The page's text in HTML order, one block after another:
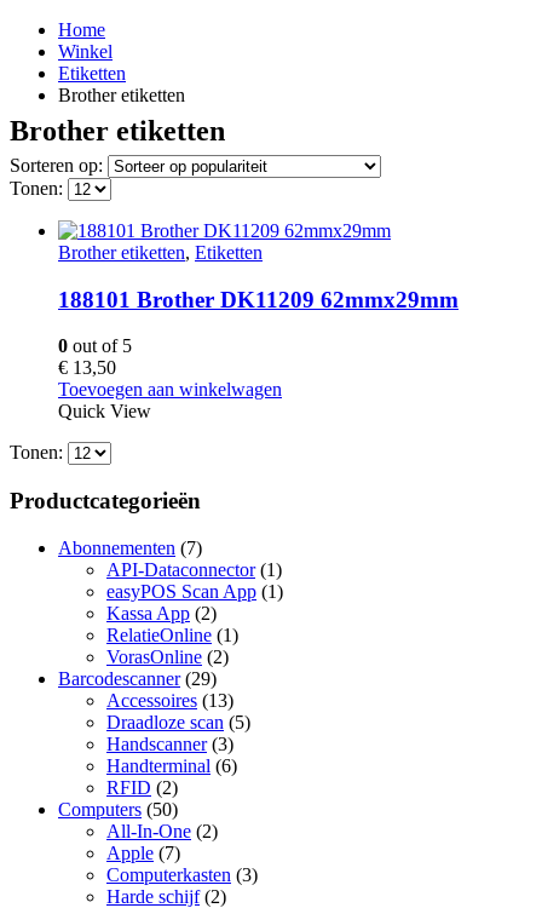
Home
Winkel
Etiketten
Brother etiketten
Brother etiketten
Sorteren op:
Tonen:
Brother etiketten, Etiketten
188101 Brother DK11209 62mmx29mm
0 out of 5
€ 13,50
Toevoegen aan winkelwagen
Quick View
Tonen:
Productcategorieën
Abonnementen (7)
API-Dataconnector (1)
easyPOS Scan App (1)
Kassa App (2)
RelatieOnline (1)
VorasOnline (2)
Barcodescanner (29)
Accessoires (13)
Draadloze scan (5)
Handscanner (3)
Handterminal (6)
RFID (2)
Computers (50)
All-In-One (2)
Apple (7)
Computerkasten (3)
Harde schijf (2)